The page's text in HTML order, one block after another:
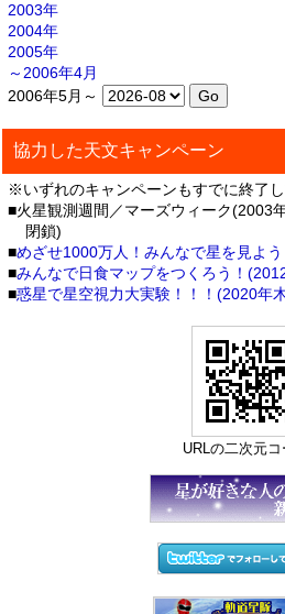
2003年
2004年
2005年
～2006年4月
2006年5月～
協力した天文キャンペーン
※いずれのキャンペーンもすでに終了し
■火星観測週間／マーズウィーク(2003
閉鎖)
■めざせ1000万人！みんなで星を見よ
■みんなで日食マップをつくろう！
■惑星で星空視力大実験！！！(2020年
URLの二次元コ